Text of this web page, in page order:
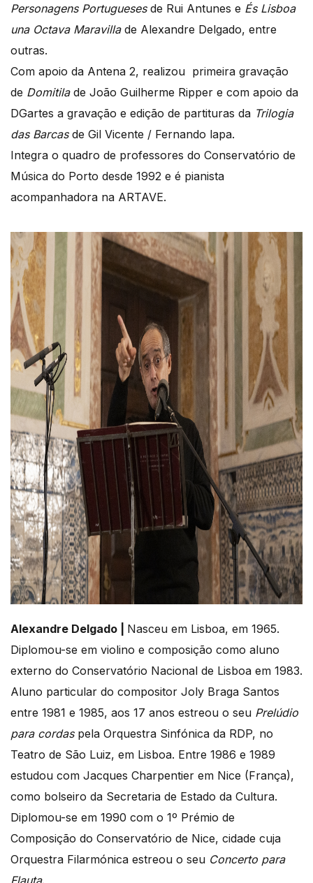
Personagens Portuguesesde Rui Antunes e És Lisboa
una Octava Maravillade Alexandre Delgado, entre
outras.
Com apoio da Antena 2, realizou primeira gravação
de Domitilade João Guilherme Ripper e com apoio da
DGartes a gravação e edição de partituras da Trilogia
das Barcasde Gil Vicente / Fernando lapa.
Integra o quadro de professores do Conservatório de
Música do Porto desde 1992 e é pianista
acompanhadora na ARTAVE.
Alexandre Delgado | Nasceu em Lisboa, em 1965.
Diplomou-se em violino e composição como aluno
externo do Conservatório Nacional de Lisboa em 1983.
Aluno particular do compositor Joly Braga Santos
entre 1981 e 1985, aos 17 anos estreou o seu Prelúdio
para cordaspela Orquestra Sinfónica da RDP, no
Teatro de São Luiz, em Lisboa. Entre 1986 e 1989
estudou com Jacques Charpentier em Nice (França),
como bolseiro da Secretaria de Estado da Cultura.
Diplomou-se em 1990 com o 1º Prémio de
Composição do Conservatório de Nice, cidade cuja
Orquestra Filarmónica estreou o seu Concerto para
Flauta.